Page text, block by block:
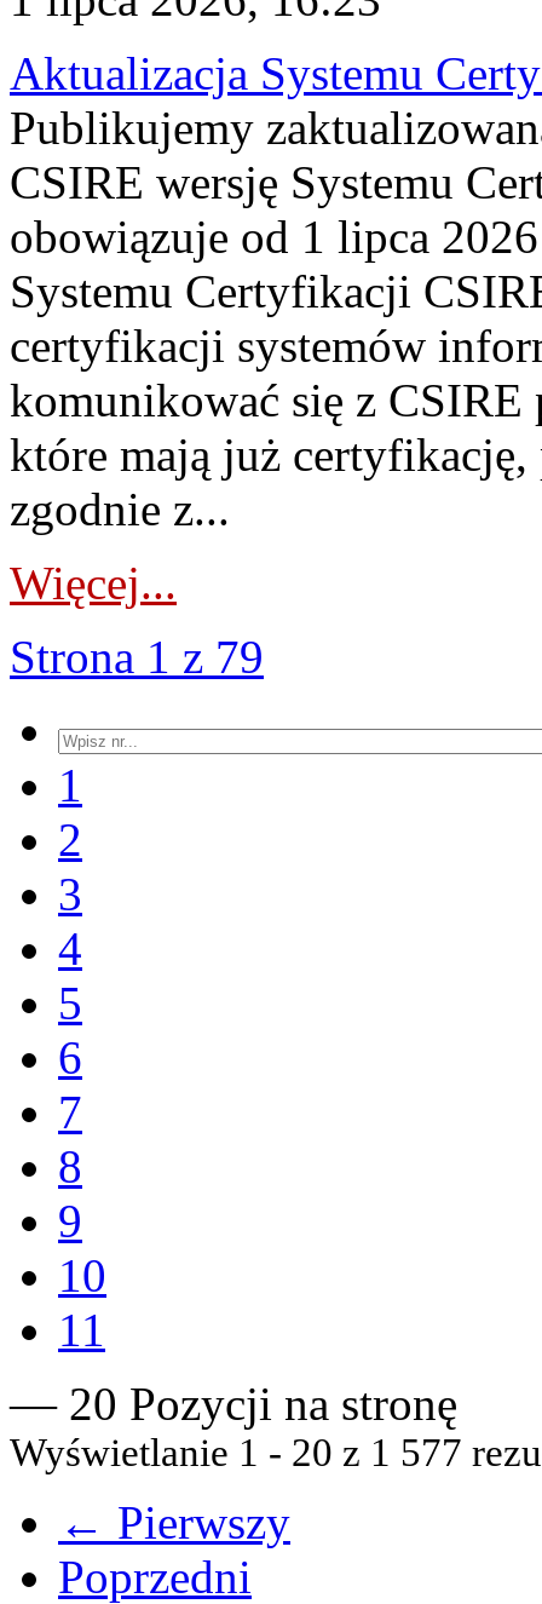
Aktualizacja Systemu
Publikujemy
CSIRE wersję Systemu
obowiązuje od 1 lipca
Systemu Certyfikacji
certyfikacji systemów
komunikować się z
które mają już
zgodnie z...
Więcej...
Strona 1 z 79
1
2
3
4
5
6
7
8
9
10
11
— 20 Pozycji na stronę
Wyświetlanie 1 - 20 z 1 577
← Pierwszy
Poprzedni